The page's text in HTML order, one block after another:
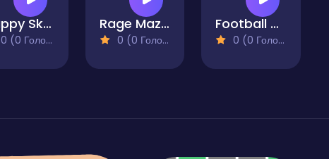
Flappy Skibidi Toilet
0 (0 Голосів)
Rage Maze Troll Hardest Platformer
0 (0 Голосів)
Football Master Arcade
0 (0 Голосів)